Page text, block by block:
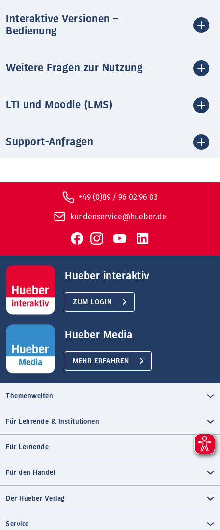
Interaktive Versionen –
Bedienung
Weitere Fragen zur Nutzung
LTI und Moodle (LMS)
Support-Anfragen
+49 (0)89 / 96 02 96 03
kundenservice@hueber.de
Hueber interaktiv
ZUM LOGIN
Hueber Media
MEHR ERFAHREN
Themenwelten
Für Lehrende & Institutionen
Für Lernende
Für den Handel
Der Hueber Verlag
Service